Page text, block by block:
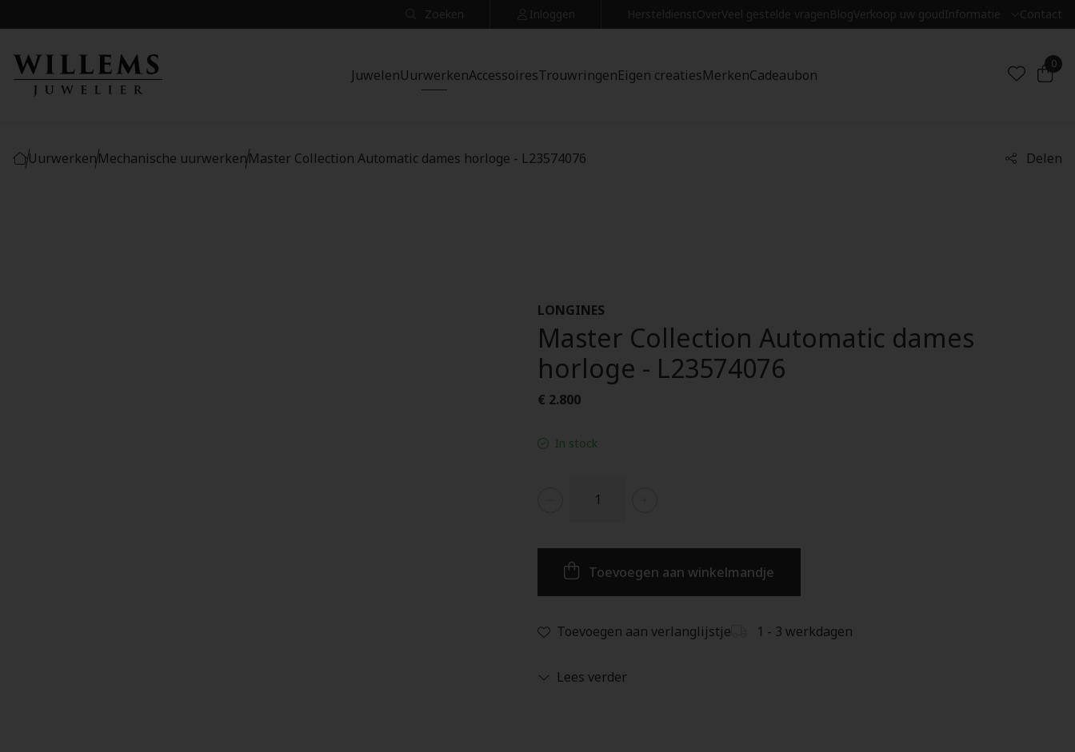
Zoeken Inloggen HersteldienstOverVeel gestelde vragenBlogVerkoop uw goudInformatie Contact
JuwelenUurwerkenAccessoiresTrouwringenEigen creatiesMerkenCadeaubon
0
UurwerkenMechanische uurwerkenMaster Collection Automatic dames horloge - L23574076 Delen
LONGINES
Master Collection Automatic dames
horloge - L23574076
€ 2.800
In stock
Toevoegen aan winkelmandje
Toevoegen aan verlanglijstje 1 - 3 werkdagen
Lees verder